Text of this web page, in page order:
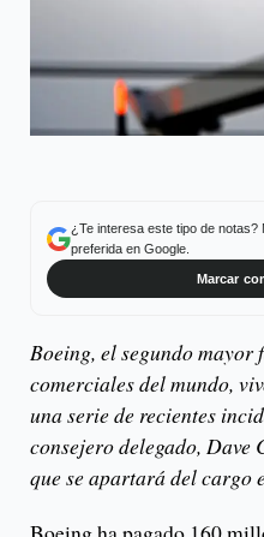
¿Te interesa este tipo de notas?
preferida en Google.
Marcar
Boeing, el segundo mayor
comerciales del mundo,
una serie de recientes
consejero delegado, Dave
que se apartará del cargo